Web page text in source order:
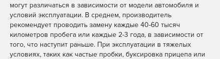
могут различаться в зависимости от модели автомобиля и
условий эксплуатации. В среднем, производитель
рекомендует проводить замену каждые 40-60 тысяч
километров пробега или каждые 2-3 года, в зависимости от
того, что наступит раньше. При эксплуатации в тяжелых
условиях, таких как частые пробки, буксировка прицепа или